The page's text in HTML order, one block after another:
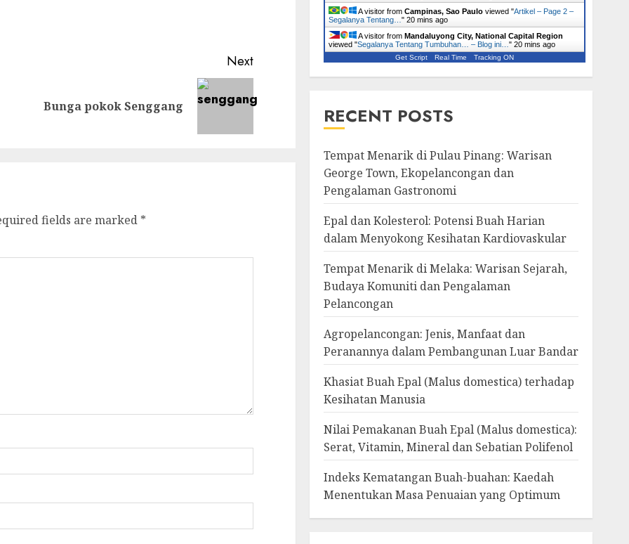
Previous
Next
Bunga pokok Senggang
fields are marked *
A visitor from Campinas, Sao Pauloviewed "Artikel – Page 2 –
Segalanya Tentang… " 20 mins ago
A visitor from Mandaluyong City, National Capital Region
viewed "Segalanya Tentang Tumbuhan… – Blog ini… " 20 mins ago
Get Script Real Time Tracking ON
RECENT POSTS
Tempat Menarik di Pulau Pinang: Warisan
George Town, Ekopelancongan dan
Pengalaman Gastronomi
Epal dan Kolesterol: Potensi Buah Harian
dalam Menyokong Kesihatan Kardiovaskular
Tempat Menarik di Melaka: Warisan Sejarah,
Budaya Komuniti dan Pengalaman
Pelancongan
Agropelancongan: Jenis, Manfaat dan
Peranannya dalam Pembangunan Luar Bandar
Khasiat Buah Epal (Malus domestica) terhadap
Kesihatan Manusia
Nilai Pemakanan Buah Epal (Malus domestica):
Serat, Vitamin, Mineral dan Sebatian Polifenol
Indeks Kematangan Buah-buahan: Kaedah
Menentukan Masa Penuaian yang Optimum